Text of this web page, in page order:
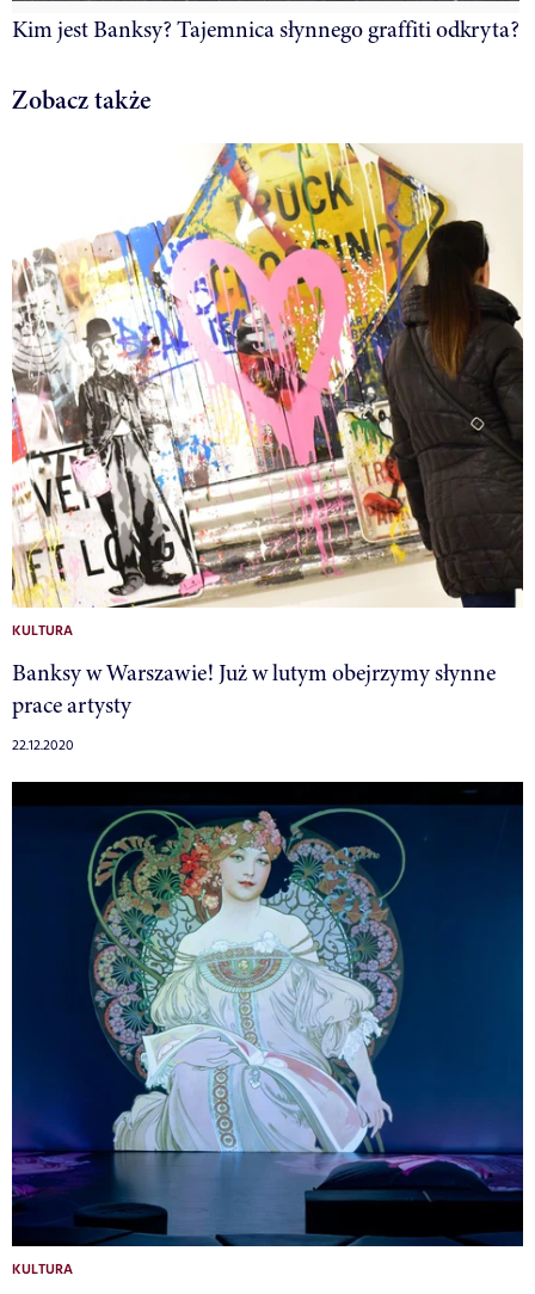
Kim jest Banksy? Tajemnica słynnego graffiti odkryta?
Zobacz także
KULTURA
Banksy w Warszawie! Już w lutym obejrzymy słynne
prace artysty
22.12.2020
KULTURA